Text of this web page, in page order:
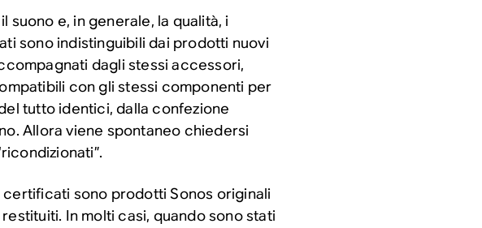
suono e, in generale, la qualità, i
sono indistinguibili dai prodotti nuovi
dagli stessi accessori,
con gli stessi componenti per
tutto identici, dalla confezione
Allora viene spontaneo chiedersi
sono prodotti Sonos originali
In molti casi, quando sono stati